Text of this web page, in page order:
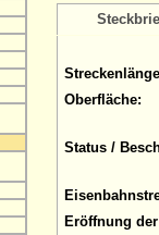
Oberfläche:
Status /
Eröffnung